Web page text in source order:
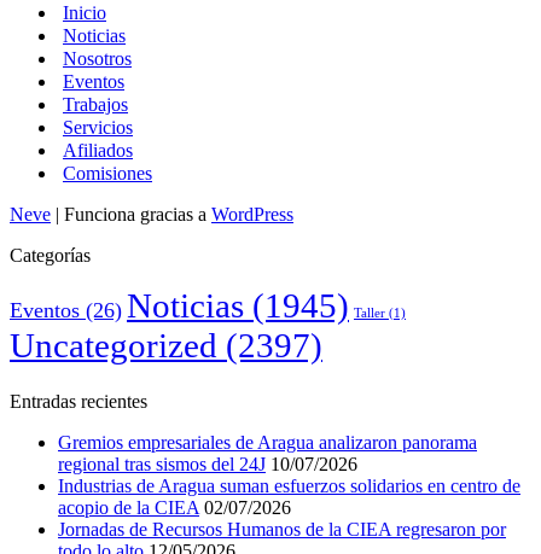
Inicio
Noticias
Nosotros
Eventos
Trabajos
Servicios
Afiliados
Comisiones
Neve | Funciona gracias a WordPress
Categorías
Eventos (26) Noticias (1945) Taller (1)
Uncategorized (2397)
Entradas recientes
Gremios empresariales de Aragua analizaron panorama
regional tras sismos del 24J 10/07/2026
Industrias de Aragua suman esfuerzos solidarios en centro de
acopio de la CIEA 02/07/2026
Jornadas de Recursos Humanos de la CIEA regresaron por